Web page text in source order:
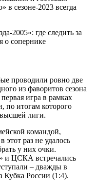
в сезоне-2023 всегда
проводили ровно две
из фаворитов сезона
игра в рамках
по итогам которого
лиги.
командой,
раз не удалось
у них очки.
и ЦСКА встречались
– дважды в
Кубка России (1:4).